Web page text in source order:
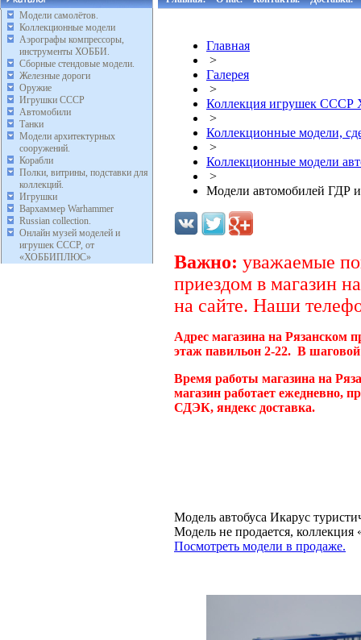
Модели самолётов.
Коллекционные модели
Аэрографы компрессоры,
инструменты ХОББИ.
Сборные стендовые модели.
Железные дороги
Оружие
Игрушки СССР
Автомобили
Танки
Модели архитектурных
сооружений.
Корабли
Полки, витрины, подставки для
коллекций.
Игрушки
Вархаммер Warhammer
Russian collection.
Онлайн музей моделей и
игрушек СССР, от
«ХОББИПЛЮС»
Главная
>
Галерея
>
Коллекция игрушек
>
Коллекционные модели,
>
Коллекционные модели
>
Модели автомобилей ГДР
Важно: уважаемые
приездом в магазин
на сайте. Наши
Адрес магазина на Рязанском
этаж павильон 2-22. В
Время работы магазина на
магазин работает ежедневно,
СДЭК, яндекс доставка.
Модель автобуса Икарус
Модель не продается,
Посмотреть модели в продаже.